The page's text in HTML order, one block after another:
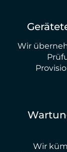
Wir
Wir